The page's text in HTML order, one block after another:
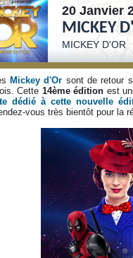
20 Janvier
MICKEY
MICKEY D'OR
Mickey d'Or sont de retour
Cette 14ème édition est
dédié à cette nouvelle
vous très bientôt pour la